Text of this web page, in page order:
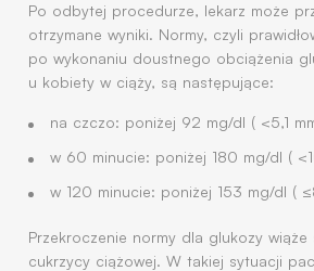
Po odbytej procedurze, lekarz może
otrzymane wyniki. Normy, czyli
po wykonaniu doustnego obciążenia
u kobiety w ciąży, są następujące:
na czczo: poniżej 92 mg/dl ( <5,1
w 60 minucie: poniżej 180 mg/dl (
w 120 minucie: poniżej 153 mg/dl (
Przekroczenie normy dla glukozy
cukrzycy ciążowej. W takiej sytuacji